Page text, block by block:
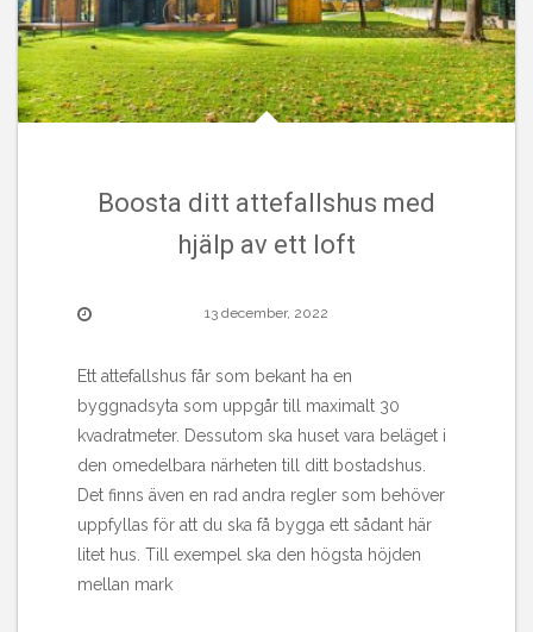
Boosta ditt attefallshus med
hjälp av ett loft
13 december, 2022
Ett attefallshus får som bekant ha en
byggnadsyta som uppgår till maximalt 30
kvadratmeter. Dessutom ska huset vara beläget i
den omedelbara närheten till ditt bostadshus.
Det finns även en rad andra regler som behöver
uppfyllas för att du ska få bygga ett sådant här
litet hus. Till exempel ska den högsta höjden
mellan mark